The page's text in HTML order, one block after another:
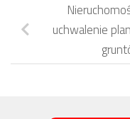
uchwalenie